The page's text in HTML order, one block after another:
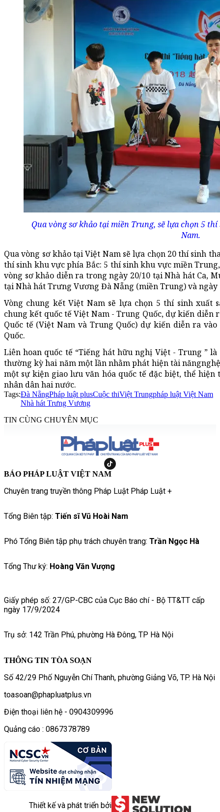
Qua vòng sơ khảo tại miền Trung, sẽ lựa chọn 5
Nam.
Qua vòng sơ khảo tại Việt Nam sẽ lựa chọn 20 thí sinh
thí sinh khu vực phía Bắc: 5 thí sinh khu vực miền
vòng sơ khảo diễn ra trong ngày 20/10 tại Nhà hát Ca,
tại Nhà hát Trưng Vương Đà Nẵng (miền Trung) và ngày
Vòng chung kết Việt Nam sẽ lựa chọn 5 thí sinh xuất
chung kết quốc tế Việt Nam - Trung Quốc, dự kiến diễn
Quốc tế (Việt Nam và Trung Quốc) dự kiến diễn ra
Quốc.
Liên hoan quốc tế “Tiếng hát hữu nghị Việt - Trung ”
thường kỳ hai năm một lần nhằm phát hiện tài
một sự kiện giao lưu văn hóa quốc tế đặc biệt, thể
nhân dân hai nước.
Tags:Đà NẵngPháp luật plusCuộc thiViệt Trungpháp luật Việt Nam
Nhà hát Trưng Vương
TIN CÙNG CHUYÊN MỤC
BÁO PHÁP LUẬT VIỆT NAM
Chuyên trang truyền thông Pháp Luật Pháp Luật +
Tổng Biên tập: Tiến sĩ Vũ Hoài Nam
Phó Tổng Biên tập phụ trách chuyên trang: Trần Ngọc Hà
Tổng Thư ký: Hoàng Văn Vượng
Giấy phép số: 27/GP-CBC của Cục Báo chí - Bộ TT&TT cấp
ngày 17/9/2024
Trụ sở: 142 Trần Phú, phường Hà Đông, TP Hà Nội
THÔNG TIN TÒA SOẠN
Số 42/29 Phố Nguyễn Chí Thanh, phường Giảng Võ, TP. Hà Nội
toasoan@phapluatplus.vn
Điện thoại liên hệ - 0904309996
Quảng cáo : 0867378789
Thiết kế và phát triển bởi